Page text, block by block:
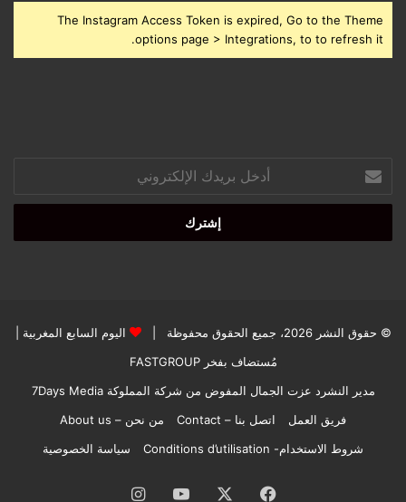
The Instagram Access Token is expired, Go to the Theme
options page > Integrations, to to refresh it.
بريدك
الإلكتروني
© حقوق النشر 2026، جميع الحقوق محفوظة | اليوم السابع المغربية
مُستضاف بفخرFASTGROUP
مدير النشرد عزت الجمال المفوض من شركة المملوكة 7Days Media
فريق العمل
اتصل بنا – Contact
من نحن – About us
شروط الاستخدام- Conditions d’utilisation
سياسة الخصوصية
فيسبوك ‫YouTubeانستقرام